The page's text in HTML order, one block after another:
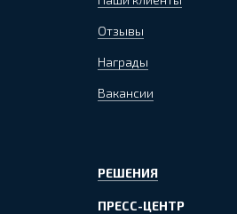
Отзывы
Награды
Вакансии
РЕШЕНИЯ
ПРЕСС-ЦЕНТР